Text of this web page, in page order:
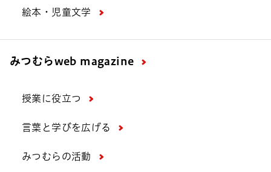
絵本・児童文学
みつむらweb magazine
授業に役立つ
言葉と学びを広げる
みつむらの活動